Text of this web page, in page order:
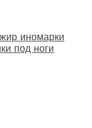
иномарки
под ноги